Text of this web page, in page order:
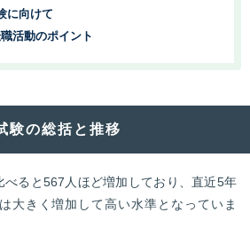
に向けて
活動のポイント
験の総括と推移
べると567人ほど増加しており、直近5年
大きく増加して高い水準となっていま